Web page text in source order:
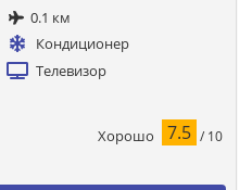
0.1 км
Кондиционер
Телевизор
Хорошо 7.5 / 10